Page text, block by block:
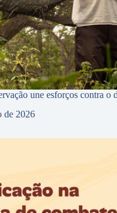
une esforços contra o
de 2026